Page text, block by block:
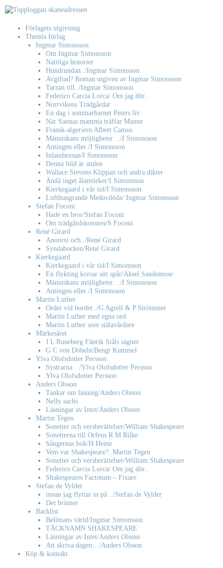
Hoppa
till
Förlagets utgivning
Themis förlag
Ingmar Simonsson
Om Ingmar Simonsson
Nattliga historier
Hundrundan../Ingmar Simonsson
Avgiftad? Roman utgiven av Ingmar Simonsson
Tarzan till../Ingmar Simonsson
Federico Carcia Lorca/ Om jag dör..
Norrvikens Trädgårdar
En dag i sommarbarnet Peters liv
När Sannas mamma träffar Manne
Fransk-algeriern Albert Camus
Människans möjligheter…/I Simonsson
Antingen eller /I Simonsson
Inlandsresan/I Simonsson
Denna bild är stulen
Wallace Stevens Klippan och andra dikter
Ändå inget ålamörker/I Simonsson
Kierkegaard i vår tid/I Simonsson
Lufthungrande Medavdöda/ Ingmar Simonsson
Stefan Foconi
Hade en bror/Stefan Foconi
Om trädgårdskonsten/S Foconi
René Girard
Anorexi och../René Girard
Syndabocken/René Girard
Kierkegaard
Kierkegaard i vår tid/I Simonsson
En flykting korsar sitt spår/Aksel Sandemose
Människans möjligheter…/I Simonsson
Antingen eller /I Simonsson
Martin Luther
Ordet vid bordet../G Agrell & P Strömmer
Martin Luther med egna ord
Martin Luther som själavårdare
Märkesåret
J L Runeberg Fänrik Ståls sägner
G C von Döbeln/Bengt Kummel
Ylva Olofsdotter Persson
Systrarna…/Ylva Olofsdotter Persson
Ylva Olofsdotter Persson
Anders Olsson
Tankar om läsning/Anders Olsson
Nelly sachs
Läsningar av Intet/Anders Olsson
Martin Tegen
Sonetter och versberättelser/William Shakespeare
Sonetterna till Orfeus R M Rilke
Sångernas bok/H Heine
Vem var Shakespeare?..Martin Tegen
Sonetter och versberättelser/William Shakespeare
Federico Carcia Lorca/ Om jag dör..
Shakespeares Factotum – Fixare
Stefan de Vylder
innan jag flyttar in på ../Stefan de Vylder
Det brinner
Backlist
Bellmans värld/Ingmar Simonsson
TÄCKNAMN SHAKESPEARE
Läsningar av Intet/Anders Olsson
Att skriva dagen…/Anders Olsson
Köp & kontakt